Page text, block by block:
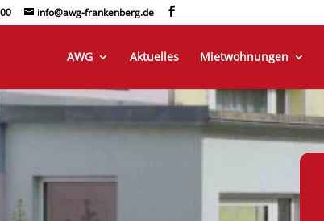
info@awg-frankenberg.de
AWG Aktuelles Mietwohnungen